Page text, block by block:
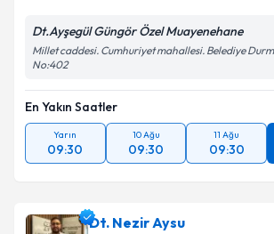
Dt.Ayşegül Güngör Özel Muayenehane
Millet caddesi. Cumhuriyet mahallesi. Belediye
No:402
En Yakın Saatler
Yarın
09:30
10 Ağu
09:30
11 Ağu
09:30
Dt. Nezir Aysu